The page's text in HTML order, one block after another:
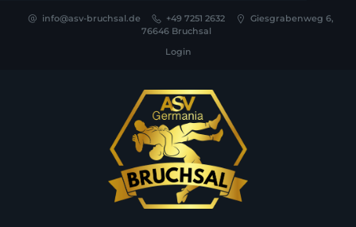
info@asv-bruchsal.de +49 7251 2632
Giesgrabenweg 6,
76646 Bruchsal
Login